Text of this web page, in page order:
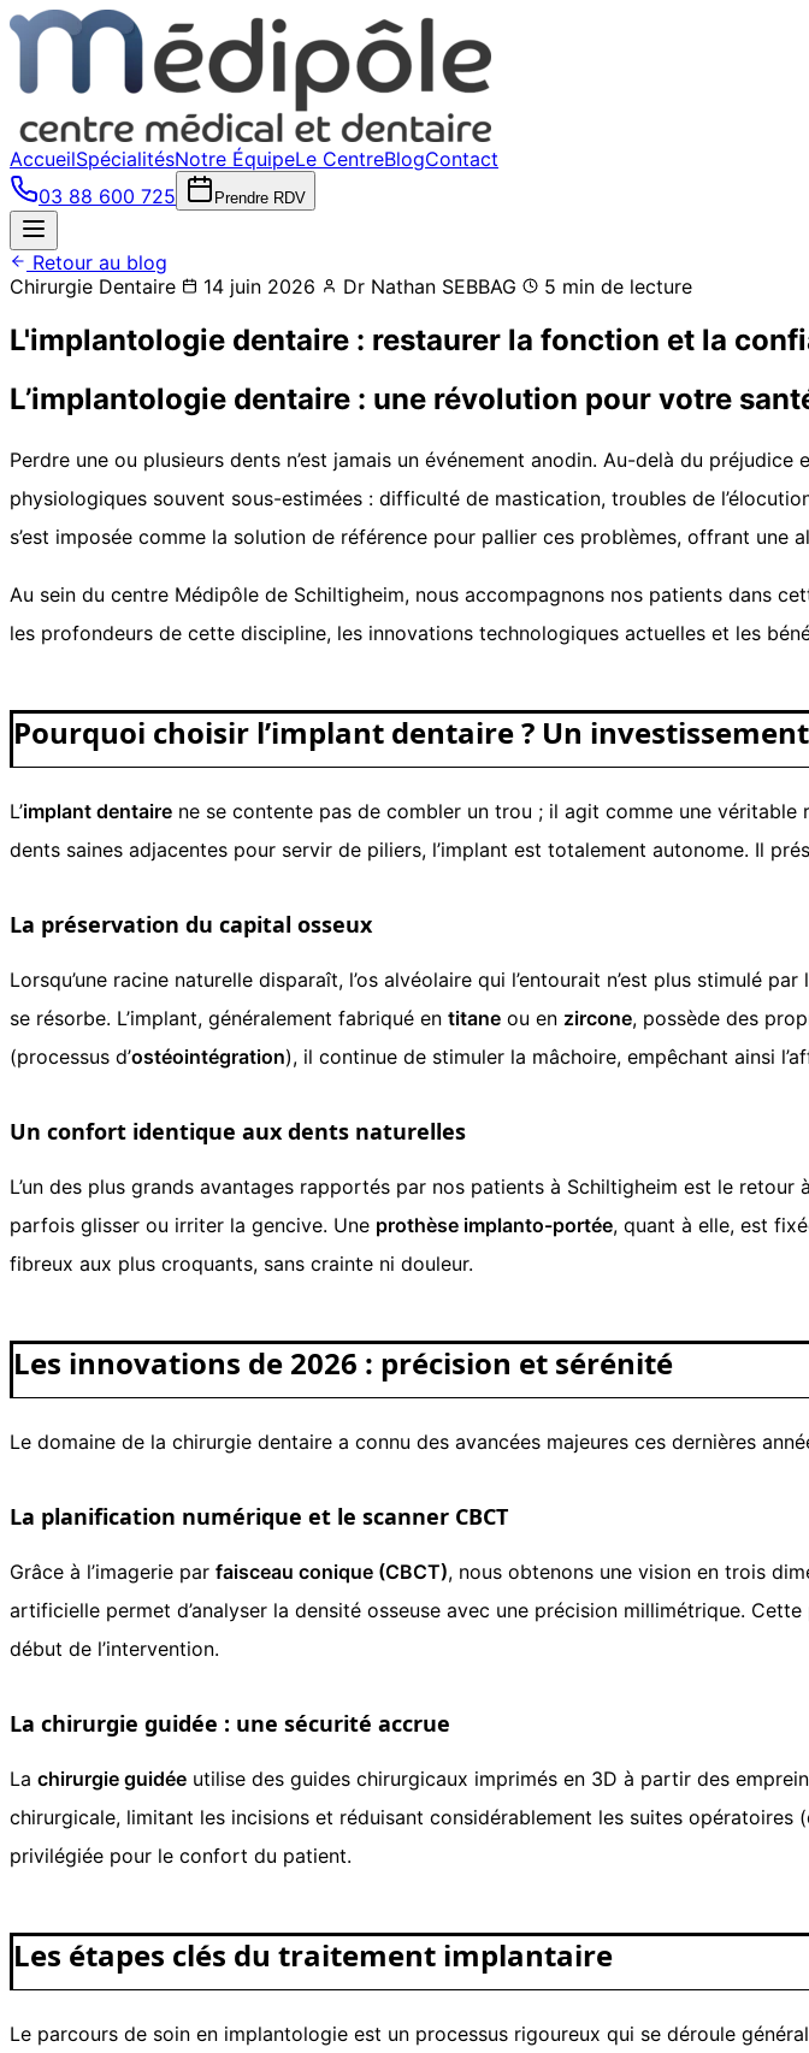
AccueilSpécialitésNotre ÉquipeLe CentreBlogContact
03 88 600 725
Prendre RDV
Retour au blog
Chirurgie Dentaire
14 juin 2026 Dr Nathan SEBBAG 5 min de lecture
L'implantologie dentaire : restaurer la fonction et la
L’implantologie dentaire : une révolution pour votre
Perdre une ou plusieurs dents n’est jamais un événement anodin. Au-delà du
physiologiques souvent sous-estimées : difficulté de mastication, troubles de
s’est imposée comme la solution de référence pour pallier ces problèmes, offrant
Au sein du centre Médipôle de Schiltigheim, nous accompagnons nos patients dans
les profondeurs de cette discipline, les innovations technologiques actuelles et les
Pourquoi choisir l’implant dentaire ? Un
L’implant dentaire ne se contente pas de combler un trou ; il agit comme une
dents saines adjacentes pour servir de piliers, l’implant est totalement autonome. Il
La préservation du capital osseux
Lorsqu’une racine naturelle disparaît, l’os alvéolaire qui l’entourait n’est plus stimulé
se résorbe. L’implant, généralement fabriqué en titane ou en zircone, possède des
(processus d’ostéointégration), il continue de stimuler la mâchoire, empêchant ainsi
Un confort identique aux dents naturelles
L’un des plus grands avantages rapportés par nos patients à Schiltigheim est le
parfois glisser ou irriter la gencive. Une prothèse implanto-portée, quant à elle, est
fibreux aux plus croquants, sans crainte ni douleur.
Les innovations de 2026 : précision et sérénité
Le domaine de la chirurgie dentaire a connu des avancées majeures ces dernières
La planification numérique et le scanner CBCT
Grâce à l’imagerie par faisceau conique (CBCT), nous obtenons une vision en trois
artificielle permet d’analyser la densité osseuse avec une précision millimétrique.
début de l’intervention.
La chirurgie guidée : une sécurité accrue
La chirurgie guidée utilise des guides chirurgicaux imprimés en 3D à partir des
chirurgicale, limitant les incisions et réduisant considérablement les suites opératoires
privilégiée pour le confort du patient.
Les étapes clés du traitement implantaire
Le parcours de soin en implantologie est un processus rigoureux qui se déroule